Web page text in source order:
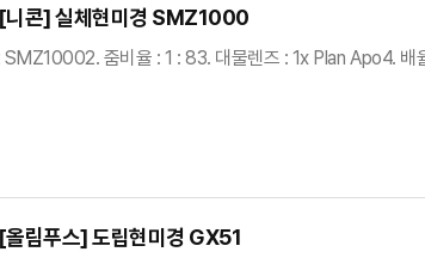
콘] 실체현미경 SMZ1000
: SMZ10002. 줌비율 : 1 : 83. 대물렌즈 : 1x
림푸스] 도립현미경 GX51